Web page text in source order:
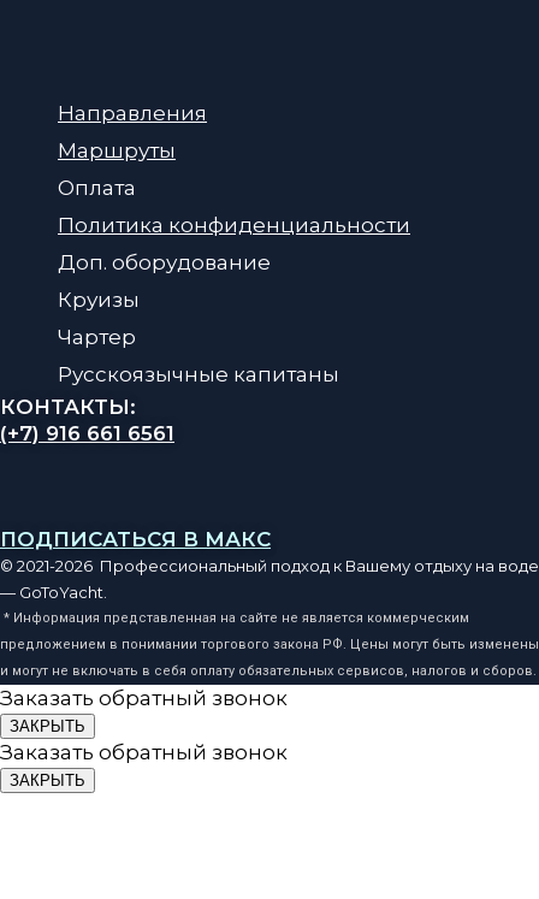
Направления
Маршруты
Оплата
Политика конфиденциальности
Доп. оборудование
Круизы
Чартер
Русскоязычные капитаны
КОНТАКТЫ:
(+7) 916 661 6561
ПОДПИСАТЬСЯ В МАКС
© 2021-2026 Профессиональный подход к Вашему отдыху на воде
— GoToYacht.
* Информация представленная на сайте не является коммерческим
предложением в понимании торгового закона РФ. Цены могут быть изменены
и могут не включать в себя оплату обязательных сервисов, налогов и сборов.
Заказать обратный звонок
ЗАКРЫТЬ
Заказать обратный звонок
ЗАКРЫТЬ